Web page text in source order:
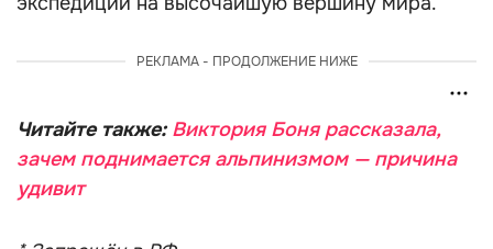
РЕКЛАМА - ПРОДОЛЖЕНИЕ НИЖЕ
Читайте также: Виктория Боня рассказала,
зачем поднимается альпинизмом — причина
удивит